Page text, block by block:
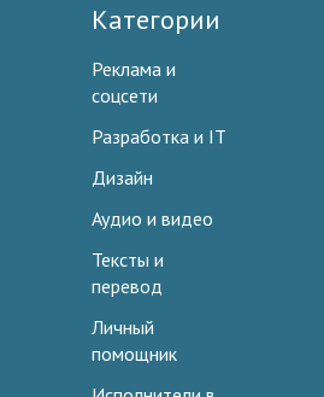
Категории
Реклама и
соцсети
Разработка и IT
Дизайн
Аудио и видео
Тексты и
перевод
Личный
помощник